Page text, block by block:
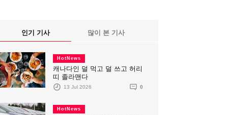
인기 기사 많이 본 기사
HotNews
캐나다인 덜 먹고 덜 쓰고 허리
띠 졸라맨다
13 Jul 2026 0
HotNews